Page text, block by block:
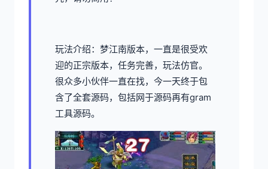
玩法介绍：梦江南版本，一直是很受欢
迎的正宗版本，任务完善，玩法仿官。
很众多小伙伴一直在找，今一天终于包
含了全套源码，包括网于源码再有gram
工具源码。